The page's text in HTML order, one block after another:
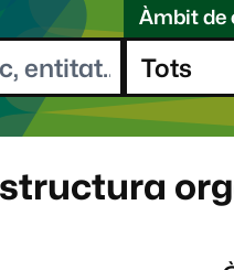
l
e
o
t
Àmbit de